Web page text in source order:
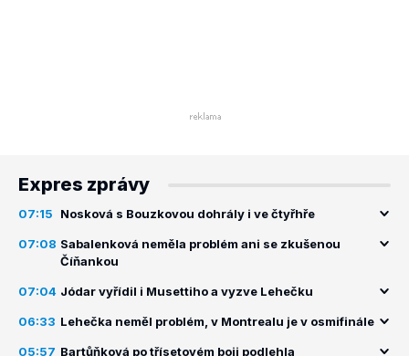
Expres zprávy
07:15 Nosková s Bouzkovou dohrály i ve čtyřhře
07:08 Sabalenková neměla problém ani se zkušenou
Číňankou
07:04 Jódar vyřídil i Musettiho a vyzve Lehečku
06:33 Lehečka neměl problém, v Montrealu je v osmifinále
05:57 Bartůňková po třísetovém boji podlehla